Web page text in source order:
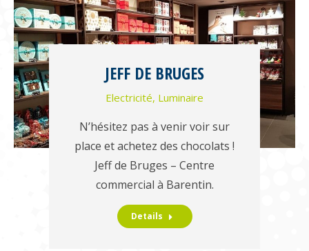
JEFF DE BRUGES
Electricité, Luminaire
N’hésitez pas à venir voir sur
place et achetez des chocolats !
Jeff de Bruges – Centre
commercial à Barentin.
Details